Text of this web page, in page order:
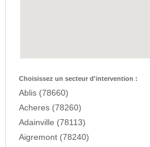
Choisissez un secteur d'intervention :
Ablis (78660)
Acheres (78260)
Adainville (78113)
Aigremont (78240)